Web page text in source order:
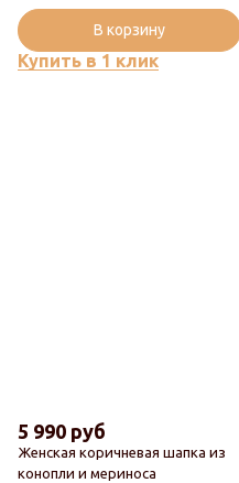
Популярный
Купить в 1 клик
В корзину
Новинка
Женская коричневая шапка из
конопли и мериноса
5 990 руб